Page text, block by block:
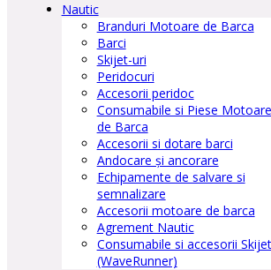
Nautic
Branduri Motoare de Barca
Barci
Skijet-uri
Peridocuri
Accesorii peridoc
Consumabile si Piese Motoare
de Barca
Accesorii si dotare barci
Andocare și ancorare
Echipamente de salvare si
semnalizare
Accesorii motoare de barca
Agrement Nautic
Consumabile si accesorii Skijet
(WaveRunner)